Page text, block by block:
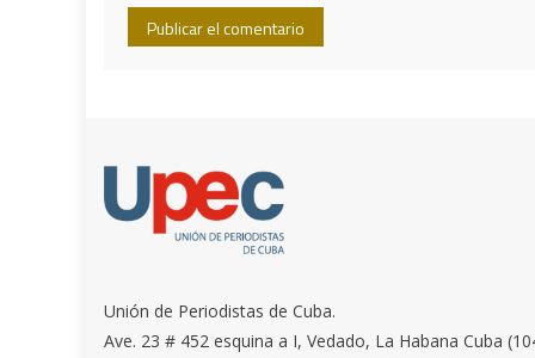
Unión de Periodistas de Cuba.
Ave. 23 # 452 esquina a I, Vedado, La Habana Cuba